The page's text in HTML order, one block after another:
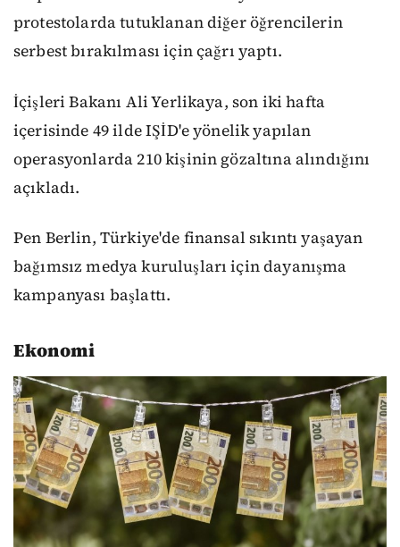
protestolarda tutuklanan diğer öğrencilerin
serbest bırakılması için çağrı yaptı.
İçişleri Bakanı Ali Yerlikaya, son iki hafta
içerisinde 49 ilde IŞİD'e yönelik yapılan
operasyonlarda 210 kişinin gözaltına alındığını
açıkladı.
Pen Berlin, Türkiye'de finansal sıkıntı yaşayan
bağımsız medya kuruluşları için dayanışma
kampanyası başlattı.
Ekonomi